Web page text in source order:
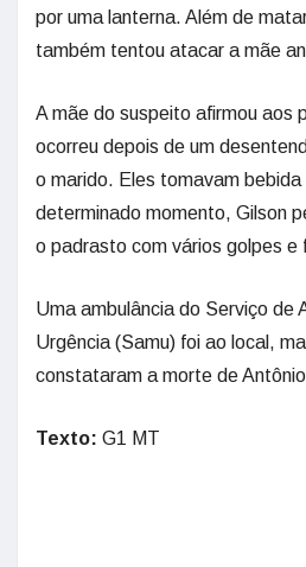
por uma lanterna. Além de
também tentou atacar a mãe
A mãe do suspeito afirmou aos
ocorreu depois de um
o marido. Eles tomavam bebida
determinado momento, Gilson
o padrasto com vários golpes e
Uma ambulância do Serviço de
Urgência (Samu) foi ao local,
constataram a morte de
Texto: G1 MT